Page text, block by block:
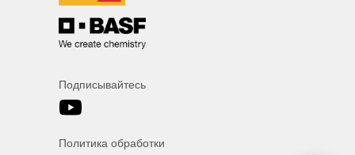
Политика обработки
Подписывайтесь